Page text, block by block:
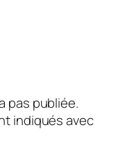
pas publiée.
indiqués avec